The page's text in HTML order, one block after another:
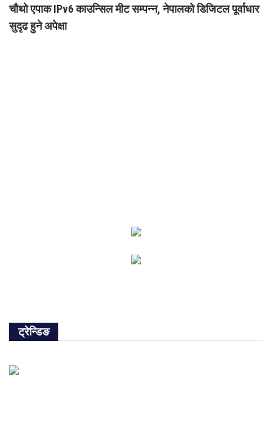
चौथो एपाक IPv6 काउन्सिल मीट सम्पन्न, नेपालको डिजिटल पूर्वाधार
सुदृढ हुने अपेक्षा
ट्रेन्डिङ